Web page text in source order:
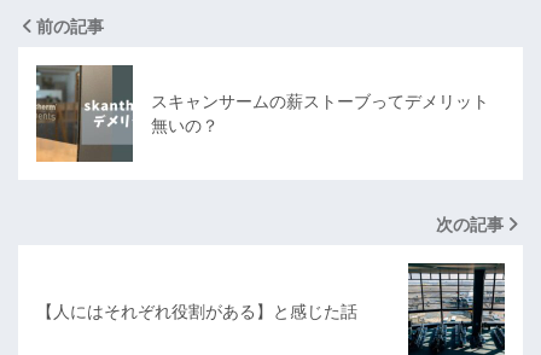
前の記事
スキャンサームの薪ストーブってデメリット
無いの？
次の記事
【人にはそれぞれ役割がある】と感じた話